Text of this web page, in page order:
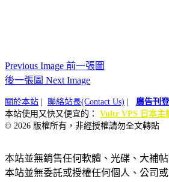
Previous Image 前一張圖
後一張圖 Next Image
關於本站 聯絡站長(Contact Us) 廣告刊登
本站使用又快又便宜的： Vultr VPS 日本主
© 2026 版權所有，非經授權請勿全文轉貼
本站並無銷售任何軟體、光碟、大補
本站並無委託或授權任何個人、公司